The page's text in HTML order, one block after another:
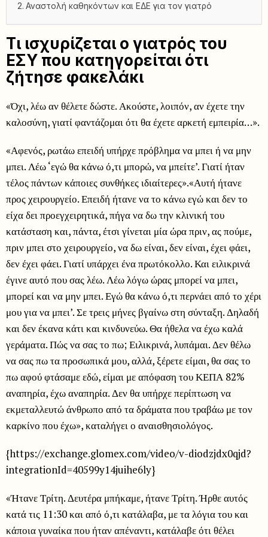
Αναστολή καθηκόντων και ΕΔΕ για τον γιατρό
Τι ισχυρίζεται ο γιατρός του
ΕΣΥ που κατηγορείται ότι
ζήτησε φακελάκι
«Όχι, λέω αν θέλετε δώστε. Ακούστε, λοιπόν, αν έχετε την
καλοσύνη, γιατί φαντάζομαι ότι θα έχετε αρκετή εμπειρία…».
«Αφενός, ρωτάω επειδή υπήρχε πρόβλημα να μπει ή να μην
μπει. Λέω ‘εγώ θα κάνω ό,τι μπορώ, να μπείτε’. Γιατί ήταν
τέλος πάντων κάποιες συνθήκες ιδιαίτερες».«Αυτή ήτανε
προς χειρουργείο. Επειδή ήτανε να το κάνω εγώ και δεν το
είχα δει προεγχειρητικά, πήγα να δω την κλινική του
κατάσταση και, πάντα, έτσι γίνεται μία ώρα πριν, ας πούμε,
πριν μπει στο χειρουργείο, να δω είναι, δεν είναι, έχει φάει,
δεν έχει φάει. Γιατί υπάρχει ένα πρωτόκολλο. Και ειλικρινά
έγινε αυτό που σας λέω. Λέω λόγω ώρας μπορεί να μπει,
μπορεί και να μην μπει. Εγώ θα κάνω ό,τι περνάει από το χέρι
μου για να μπει’. Σε τρεις μήνες βγαίνω στη σύνταξη. Δηλαδή
και δεν έκανα κάτι και κινδυνεύω. Θα ήθελα να έχω καλά
γεράματα. Πώς να σας το πω; Ειλικρινά, λυπάμαι. Δεν θέλω
να σας πω τα προσωπικά μου, αλλά, ξέρετε είμαι, θα σας το
πω αφού φτάσαμε εδώ, είμαι με απόφαση του ΚΕΠΑ 82%
αναπηρία, έχω αναπηρία. Δεν θα υπήρχε περίπτωση να
εκμεταλλευτώ άνθρωπο από τα δράματα που τραβάω με τον
καρκίνο που έχω», καταλήγει ο αναισθησιολόγος.
{https://exchange.glomex.com/video/v-diodzjdx0qjd?
integrationId=40599y14juihe6ly}
«Ήτανε Τρίτη. Δευτέρα μπήκαμε, ήτανε Τρίτη. Ήρθε αυτός
κατά τις 11:30 και από ό,τι κατάλαβα, με τα λόγια του και
κάποια γυναίκα που ήταν απέναντι, κατάλαβε ότι θέλει